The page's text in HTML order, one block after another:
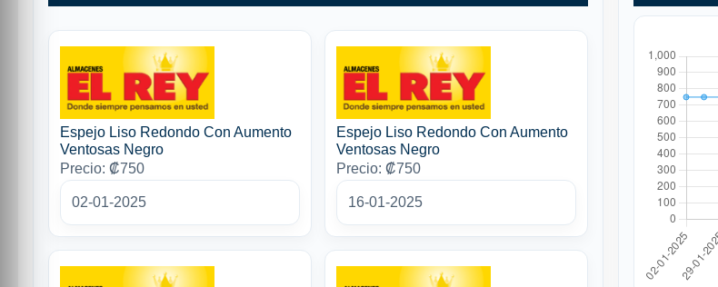
Espejo Liso Redondo Con Aumento
Ventosas Negro
Precio: ₡750
02-01-2025
Espejo Liso Redondo Con Aumento
Ventosas Negro
Precio: ₡750
16-01-2025